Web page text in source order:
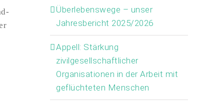
Überlebenswege – unser
Jahresbericht 2025/2026
Appell: Stärkung
zivilgesellschaftlicher
Organisationen in der Arbeit mit
geflüchteten Menschen